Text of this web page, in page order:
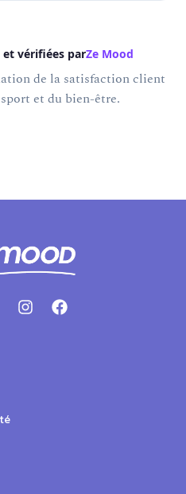
et vérifiées parZe Mood
de la satisfaction client
et du bien-être.